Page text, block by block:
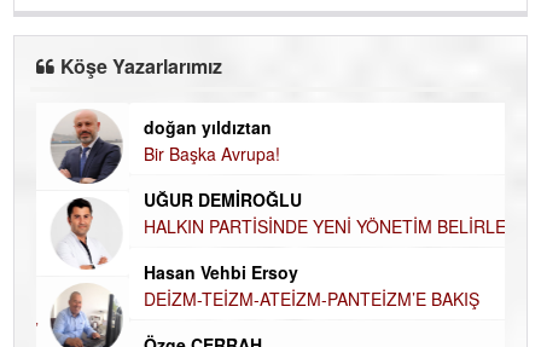
Köşe Yazarlarımız
doğan yıldıztan
Bir Başka Avrupa!
UĞUR DEMİROĞLU
HALKIN PARTİSİNDE YENİ YÖNETİM BELİRLENDİ…
Hasan Vehbi Ersoy
DEİZM-TEİZM-ATEİZM-PANTEİZM’E BAKIŞ